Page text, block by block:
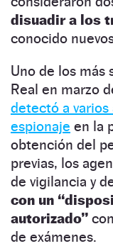
disuadir a los
conocido
Uno de los más
Real en marzo
detectó a
espionaje en la
obtención del
previas, los
de vigilancia y
con un
autorizado”
de exámenes.